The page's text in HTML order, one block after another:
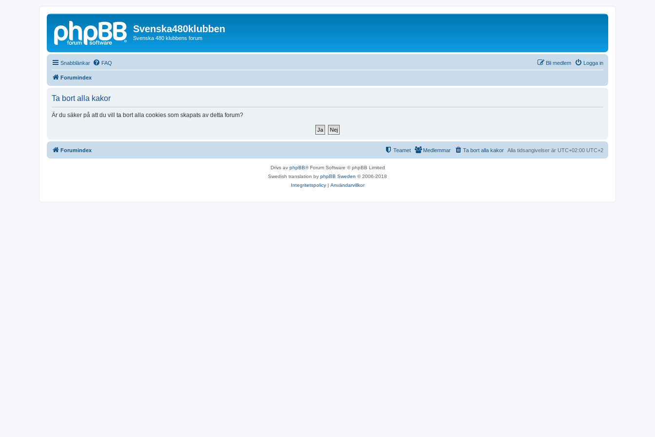
Svenska480klubben
Svenska 480 klubbens forum
Snabblänkar FAQ Logga in
Bli medlem
Forumindex
Ta bort alla kakor
Är du säker på att du vill ta bort alla cookies som skapats av detta forum?
Forumindex Alla tidsangivelser är UTC+02:00 UTC+2
Ta bort alla kakor
Medlemmar
Teamet
Drivs av phpBB® Forum Software © phpBB Limited
Swedish translation by phpBB Sweden © 2006-2018
Integritetspolicy| Användarvillkor